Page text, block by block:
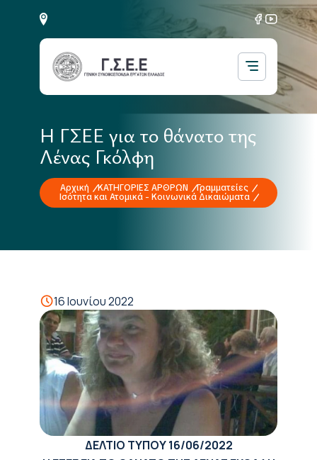
Η ΓΣΕΕ για το θάνατο της
Λένας Γκόλφη
Αρχική ΚΑΤΗΓΟΡΙΕΣ ΑΡΘΡΩΝ
Γραμματείες
Ισότητα και Ατομικά - Κοινωνικά Δικαιώματα
16 Ιουνίου 2022
ΔΕΛΤΙΟ ΤΥΠΟΥ16/06/2022